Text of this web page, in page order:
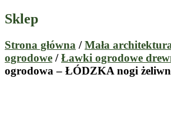
Sklep
Strona główna /Mała
ogrodowe /Ławki ogrodowe
ogrodowa – ŁÓDZKA nogi